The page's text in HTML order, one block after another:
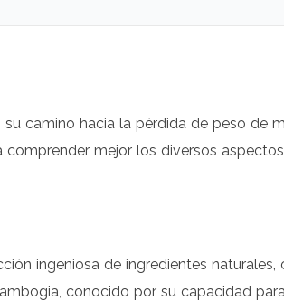
camino hacia la pérdida de peso de
mejor los diversos
ingeniosa de ingredientes naturales,
conocido por su capacidad